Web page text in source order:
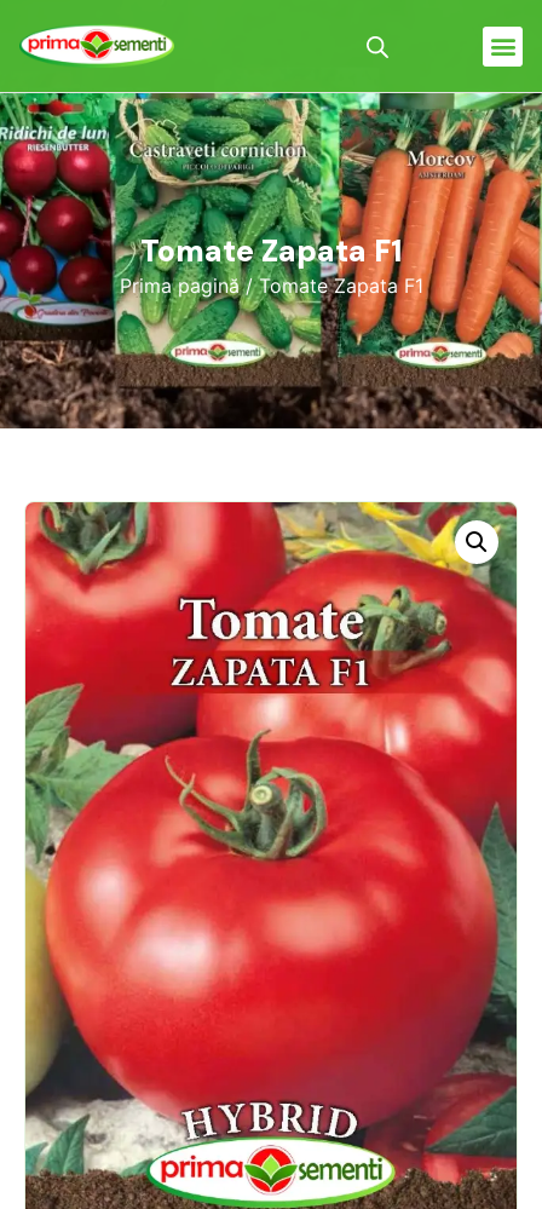
Tomate Zapata F1
Prima pagină/ Tomate Zapata F1